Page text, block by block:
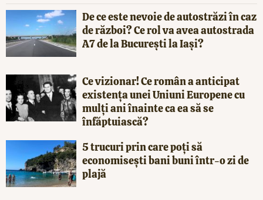
De ce este nevoie de autostrăzi în caz
de război? Ce rol va avea autostrada
A7 de la București la Iași?
Ce vizionar! Ce român a anticipat
existența unei Uniuni Europene cu
mulți ani înainte ca ea să se
înfăptuiască?
5 trucuri prin care poți să
economisești bani buni într-o zi de
plajă